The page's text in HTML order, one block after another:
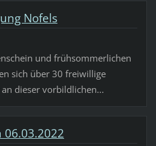
Nofels
und frühsommerlichen
sich über 30 freiwillige
dieser vorbildlichen...
06.03.2022